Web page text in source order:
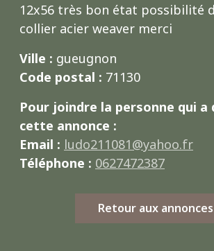
12x56 très bon état possibilité
collier acier weaver merci
Ville : gueugnon
Code postal : 71130
Pour joindre la personne qui a
cette annonce :
Email : ludo211081@yahoo.fr
Téléphone : 0627472387
Retour aux annonces